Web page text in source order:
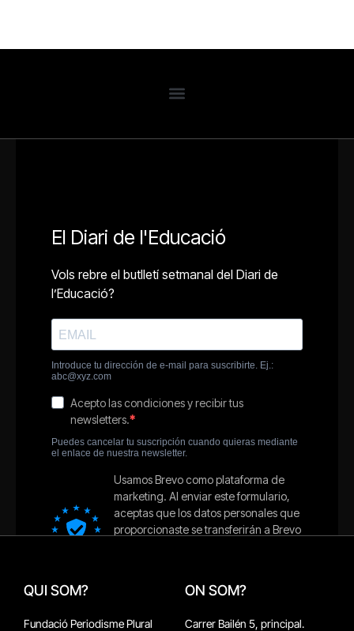
QUI SOM?
Fundació Periodisme Plural
ON SOM?
Carrer Bailén 5, principal.